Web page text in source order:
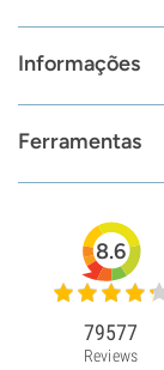
Informações
Ferramentas
8.6
79577
Reviews